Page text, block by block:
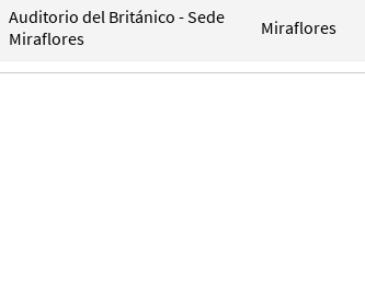
Auditorio del Británico - Sede
Miraflores
Miraflores